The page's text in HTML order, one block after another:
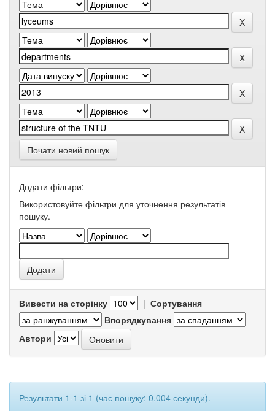
Почати новий пошук
Додати фільтри:
Використовуйте фільтри для уточнення результатів
пошуку.
Вивести на сторінку | Сортування
Впорядкування
Автори
Результати 1-1 зі 1 (час пошуку: 0.004 секунди).